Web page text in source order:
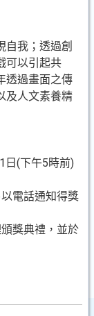
自我；透過創
可以引起共
透過畫面之傳
及人文素養精
日(下午5時前)
電話通知得獎
獎典禮，並於